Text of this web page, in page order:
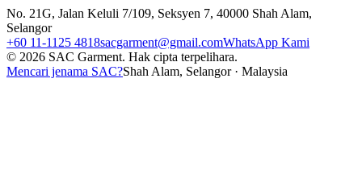
No. 21G, Jalan Keluli 7/109, Seksyen 7, 40000 Shah Alam,
Selangor
+60 11-1125 4818sacgarment@gmail.comWhatsApp Kami
© 2026 SAC Garment. Hak cipta terpelihara.
Mencari jenama SAC?Shah Alam, Selangor · Malaysia